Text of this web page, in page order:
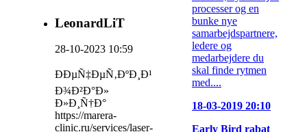
LeonardLiT
28-10-2023 10:59
ÐÐµÑ‡ÐµÑ‚ÐºÐ¸Ð¹
Ð¾Ð²Ð°Ð»
Ð»Ð¸Ñ†Ð°
https://marera-
clinic.ru/services/laser-
processer og en
bunke nye
samarbejdspartnere,
ledere og
medarbejdere du
skal finde rytmen
med....
18-03-2019 20:10
Early Bird rabat